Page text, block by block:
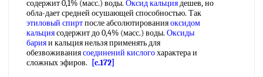
содержит 0,1% (масс.) воды. Оксид кальциядешев, но
обла-дает средней осушающей способностью. Так
этиловый спиртпосле абсолютированияоксидом
кальциясодержит до 0,4% (масс.) воды. Оксиды
барияи кальция нельзя применять для
обезвоживаниясоединений кислогохарактера и
сложных эфиров.
[c.172]